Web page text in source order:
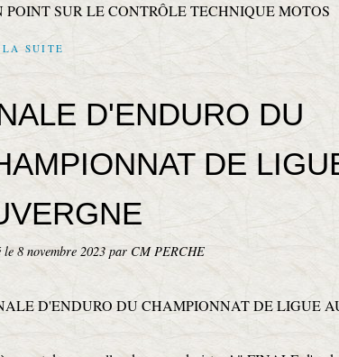
SUITE
D'ENDURO DU
DE
le 8 novembre 2023 par CM PERCHE